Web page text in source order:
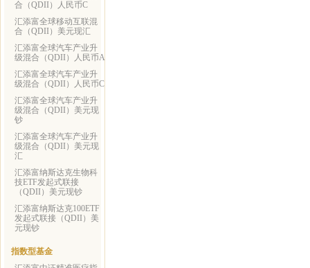
合（QDII）人民币C
汇添富全球移动互联混
合（QDII）美元现汇
汇添富全球汽车产业升
级混合（QDII）人民币A
汇添富全球汽车产业升
级混合（QDII）人民币C
汇添富全球汽车产业升
级混合（QDII）美元现
钞
汇添富全球汽车产业升
级混合（QDII）美元现
汇
汇添富纳斯达克生物科
技ETF发起式联接
（QDII）美元现钞
汇添富纳斯达克100ETF
发起式联接（QDII）美
元现钞
指数型基金